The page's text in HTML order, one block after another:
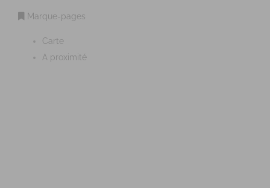
Marque-pages
Carte
A proximité